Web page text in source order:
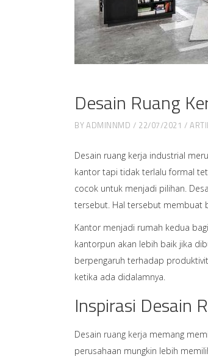
Desain Ruang
BYADMINNMD 22/07/2021
Desain ruang kerja industrial
kantor tapi tidak terlalu formal
cocok untuk menjadi pilihan.
tersebut. Hal tersebut membuat
Kantor menjadi rumah kedua
kantorpun akan lebih baik jika
berpengaruh terhadap
ketika ada didalamnya.
Inspirasi Desain
Desain ruang kerja memang
perusahaan mungkin lebih